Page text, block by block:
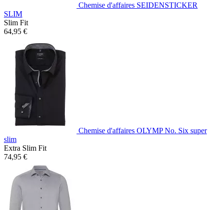
Chemise d'affaires SEIDENSTICKER
SLIM
Slim Fit
64,95 €
Chemise d'affaires OLYMP No. Six super
slim
Extra Slim Fit
74,95 €